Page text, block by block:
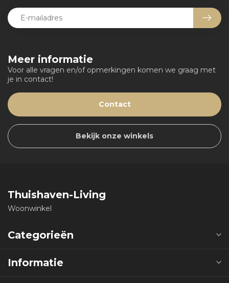
Meer informatie
Voor alle vragen en/of opmerkingen komen we graag met
je in contact!
Contact
Bekijk onze winkels
Thuishaven-Living
Woonwinkel
Categorieën
Informatie